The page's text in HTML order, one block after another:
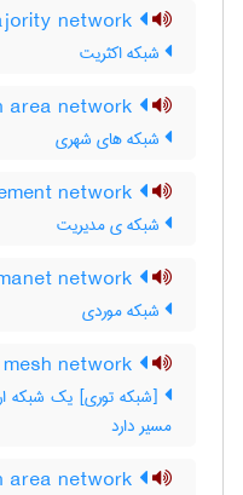
شبکه اکثریت
شبکه های شهری
شبکه ی مدیریت
شبکه موردی
[شبکه توری] یک شبکه
مسیر دارد